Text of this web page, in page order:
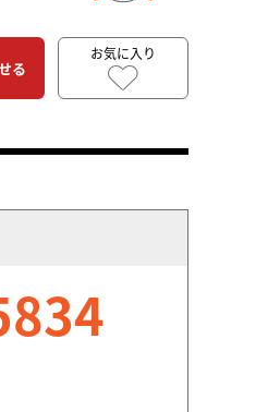
る
お気に入り